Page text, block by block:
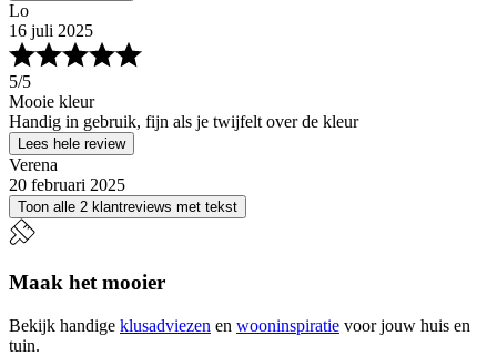
Lo
16 juli 2025
5/5
Mooie kleur
Handig in gebruik, fijn als je twijfelt over de kleur
Lees hele review
Verena
20 februari 2025
Toon alle 2 klantreviews met tekst
Maak het mooier
Bekijk handige klusadviezen en wooninspiratie voor jouw huis en
tuin.